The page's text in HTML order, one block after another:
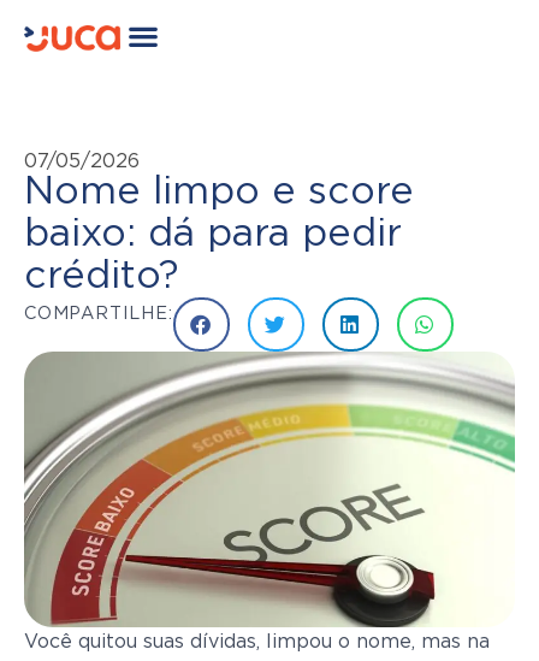
07/05/2026
Nome limpo e score
baixo: dá para pedir
crédito?
COMPARTILHE:
Você quitou suas dívidas, limpou o nome, mas na